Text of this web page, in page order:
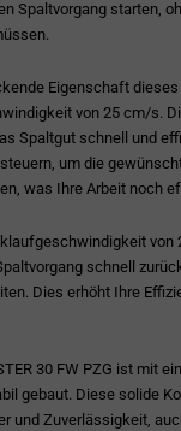
Spaltvorgang starten,
Eigenschaft
von 25 cm/s.
Spaltgut schnell und
um die
was Ihre Arbeit noch
von
schnell
Dies erhöht Ihre
30 FW PZG ist mit
gebaut. Diese solide
und Zuverlässigkeit,